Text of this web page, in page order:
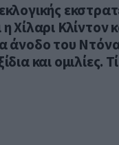
Χίλαρι Κλίντον
άνοδο του
και ομιλίες.